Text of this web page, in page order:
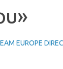
EUROPE